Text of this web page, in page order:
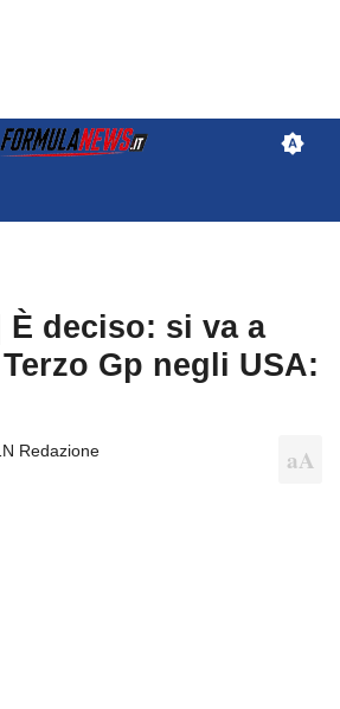
È deciso: si va a
Gp negli USA:
Redazione